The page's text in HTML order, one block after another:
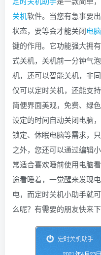
关机软件。当您有急事要
状态，要等会才能关闭电脑
键的作用。它功能强大拥
式关机，关机前一分钟气
机，还可以智能关机，非
仅可以定时关机，还能支
简便界面美观，免费、绿
设定的时间自动关闭电脑
锁定、休眠电脑等需求，
之外，您还可以通过编辑
常适合喜欢睡前使用电脑
途看睡着，一觉醒来发现
电，而定时关机小助手就
么呢？有需要的朋友快来下
用户名或邮箱
登录密码
记住登录
社
QQ登录
使用社交账号